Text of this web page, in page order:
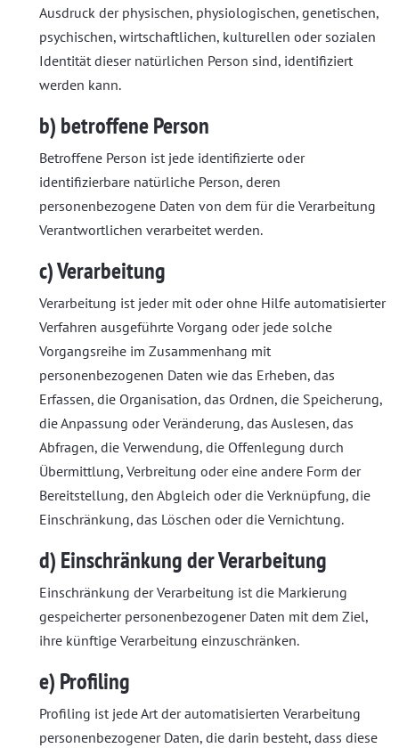
Ausdruck der physischen, physiologischen, genetischen,
psychischen, wirtschaftlichen, kulturellen oder sozialen
Identität dieser natürlichen Person sind, identifiziert
werden kann.
b) betroffene Person
Betroffene Person ist jede identifizierte oder
identifizierbare natürliche Person, deren
personenbezogene Daten von dem für die Verarbeitung
Verantwortlichen verarbeitet werden.
c) Verarbeitung
Verarbeitung ist jeder mit oder ohne Hilfe automatisierter
Verfahren ausgeführte Vorgang oder jede solche
Vorgangsreihe im Zusammenhang mit
personenbezogenen Daten wie das Erheben, das
Erfassen, die Organisation, das Ordnen, die Speicherung,
die Anpassung oder Veränderung, das Auslesen, das
Abfragen, die Verwendung, die Offenlegung durch
Übermittlung, Verbreitung oder eine andere Form der
Bereitstellung, den Abgleich oder die Verknüpfung, die
Einschränkung, das Löschen oder die Vernichtung.
d) Einschränkung der Verarbeitung
Einschränkung der Verarbeitung ist die Markierung
gespeicherter personenbezogener Daten mit dem Ziel,
ihre künftige Verarbeitung einzuschränken.
e) Profiling
Profiling ist jede Art der automatisierten Verarbeitung
personenbezogener Daten, die darin besteht, dass diese